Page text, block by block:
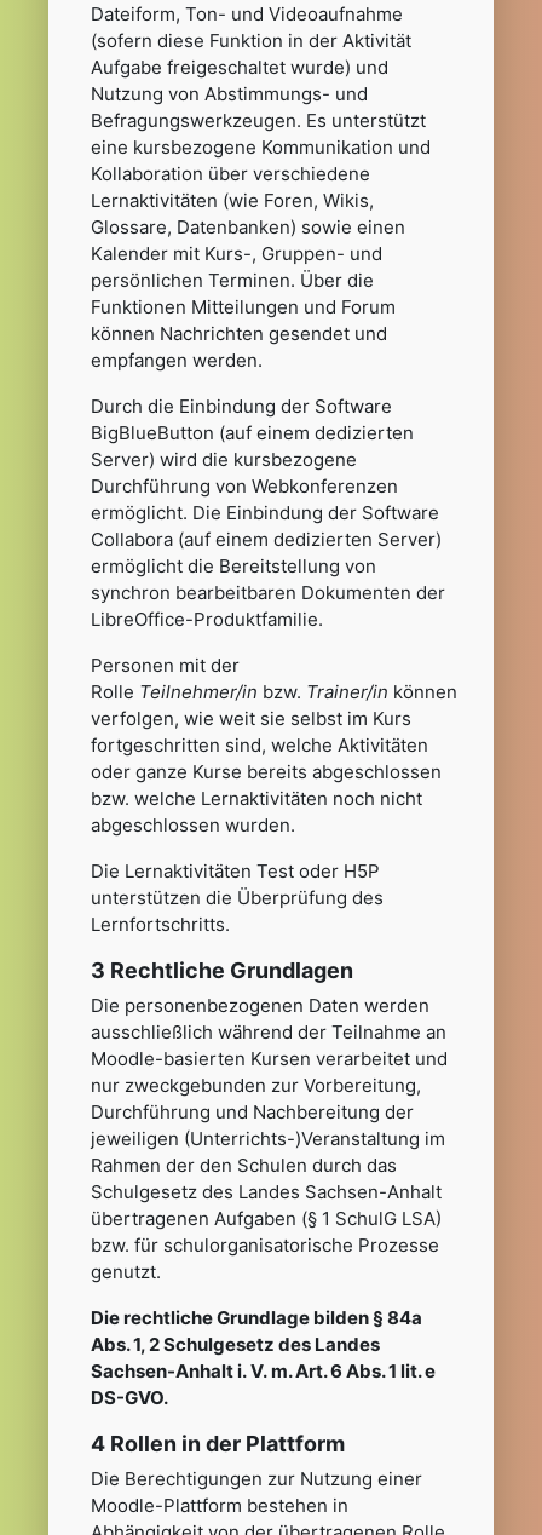
Dateiform, Ton- und Videoaufnahme
(sofern diese Funktion in der Aktivität
Aufgabe freigeschaltet wurde) und
Nutzung von Abstimmungs- und
Befragungswerkzeugen. Es unterstützt
eine kursbezogene Kommunikation und
Kollaboration über verschiedene
Lernaktivitäten (wie Foren, Wikis,
Glossare, Datenbanken) sowie einen
Kalender mit Kurs-, Gruppen- und
persönlichen Terminen. Über die
Funktionen Mitteilungen und Forum
können Nachrichten gesendet und
empfangen werden.
Durch die Einbindung der Software
BigBlueButton (auf einem dedizierten
Server) wird die kursbezogene
Durchführung von Webkonferenzen
ermöglicht. Die Einbindung der Software
Collabora (auf einem dedizierten Server)
ermöglicht die Bereitstellung von
synchron bearbeitbaren Dokumenten der
LibreOffice-Produktfamilie.
Personen mit der
Rolle Teilnehmer/in bzw. Trainer/in können
verfolgen, wie weit sie selbst im Kurs
fortgeschritten sind, welche Aktivitäten
oder ganze Kurse bereits abgeschlossen
bzw. welche Lernaktivitäten noch nicht
abgeschlossen wurden.
Die Lernaktivitäten Test oder H5P
unterstützen die Überprüfung des
Lernfortschritts.
3 Rechtliche Grundlagen
Die personenbezogenen Daten werden
ausschließlich während der Teilnahme an
Moodle-basierten Kursen verarbeitet und
nur zweckgebunden zur Vorbereitung,
Durchführung und Nachbereitung der
jeweiligen (Unterrichts-)Veranstaltung im
Rahmen der den Schulen durch das
Schulgesetz des Landes Sachsen-Anhalt
übertragenen Aufgaben (§ 1 SchulG LSA)
bzw. für schulorganisatorische Prozesse
genutzt.
Die rechtliche Grundlage bilden § 84a
Abs. 1, 2 Schulgesetz des Landes
Sachsen-Anhalt i. V. m. Art. 6 Abs. 1 lit. e
DS-GVO.
4 Rollen in der Plattform
Die Berechtigungen zur Nutzung einer
Moodle-Plattform bestehen in